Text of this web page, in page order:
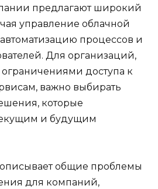
предлагают широкий
управление облачной
процессов и
Для организаций,
доступа к
важно выбирать
которые
и будущим
описывает общие проблемы
для компаний,